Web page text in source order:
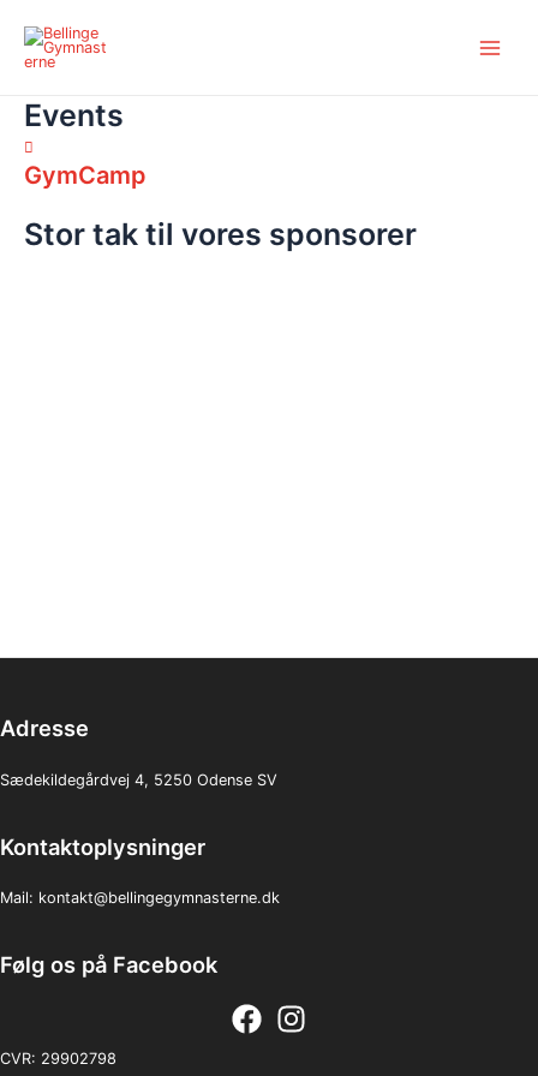
indholdet
Menu
Events
GymCamp
Stor tak til vores sponsorer
Adresse
Sædekildegårdvej 4, 5250 Odense SV
Kontaktoplysninger
Mail: kontakt@bellingegymnasterne.dk
Følg os på Facebook
CVR: 29902798